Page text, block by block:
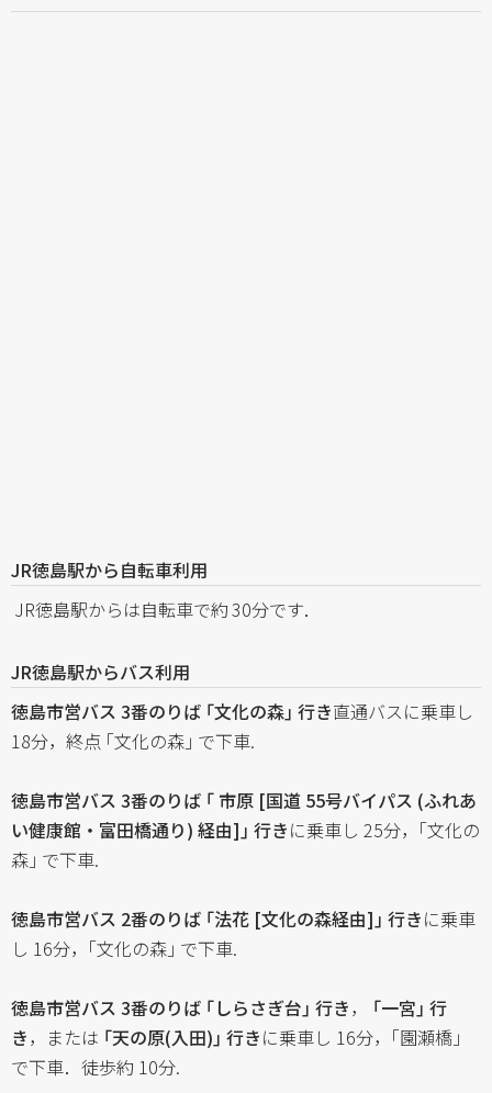
JR徳島駅から自転車利用
JR徳島駅からは自転車で約 30分です．
JR徳島駅からバス利用
徳島市営バス 3番のりば ｢文化の森｣ 行き直通バスに乗車し
18分，終点 ｢文化の森｣ で下車.
徳島市営バス 3番のりば ｢ 市原 [国道 55号バイパス (ふれあ
い健康館・富田橋通り) 経由]｣ 行きに乗車し 25分，｢文化の
森｣ で下車.
徳島市営バス 2番のりば ｢法花 [文化の森経由]｣ 行きに乗車
し 16分，｢文化の森｣ で下車.
徳島市営バス 3番のりば ｢しらさぎ台｣ 行き，
｢一宮｣ 行
き，または ｢天の原(入田)｣ 行きに乗車し 16分，｢園瀬橋｣
で下車．徒歩約 10分.